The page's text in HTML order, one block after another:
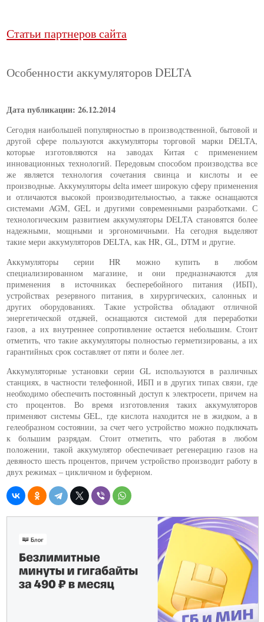
Статьи партнеров сайта
Особенности аккумуляторов DELTA
Дата публикации: 26.12.2014
Сегодня наибольшей популярностью в производственной, бытовой и
другой сфере пользуются аккумуляторы торговой марки DELTA,
которые изготовляются на заводах Китая с применением
инновационных технологий. Передовым способом производства все
же является технология сочетания свинца и кислоты и ее
производные. Аккумуляторы delta имеет широкую сферу применения
и отличаются высокой производительностью, а также оснащаются
системами AGM, GEL и другими современными разработками. С
технологическим развитием аккумуляторы DELTA становятся более
надежными, мощными и эргономичными. На сегодня выделяют
такие мери аккумуляторов DELTA, как HR, GL, DTM и другие.
Аккумуляторы серии HR можно купить в любом
специализированном магазине, и они предназначаются для
применения в источниках бесперебойного питания (ИБП),
устройствах резервного питания, в хирургических, салонных и
других оборудованиях. Такие устройства обладают отличной
энергетической отдачей, оснащаются системой для переработки
газов, а их внутреннее сопротивление остается небольшим. Стоит
отметить, что такие аккумуляторы полностью герметизированы, а их
гарантийных срок составляет от пяти и более лет.
Аккумуляторные установки серии GL используются в различных
станциях, в частности телефонной, ИБП и в других типах связи, где
необходимо обеспечить постоянный доступ к электросети, причем на
сто процентов. Во время изготовления таких аккумуляторов
применяют системы GEL, где кислота находится не в жидком, а в
гелеобразном состоянии, за счет чего устройство можно подключать
к большим разрядам. Стоит отметить, что работая в любом
положении, такой аккумулятор обеспечивает регенерацию газов на
девяносто шесть процентов, причем устройство производит работу в
двух режимах – цикличном и буферном.